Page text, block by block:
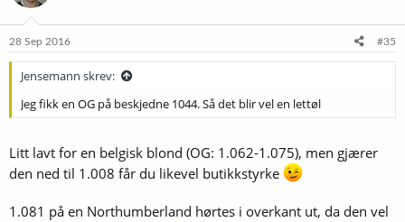
28 Sep 2016 #35
Jensemann skrev:
Jeg fikk en OG på beskjedne 1044. Så det blir vel en lettøl
Litt lavt for en belgisk blond (OG: 1.062-1.075), men gjærer
den ned til 1.008 får du likevel butikkstyrke
1.081 på en Northumberland hørtes i overkant ut, da den vel